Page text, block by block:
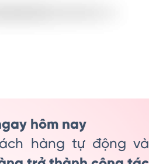
hôm nay
hàng tự động và